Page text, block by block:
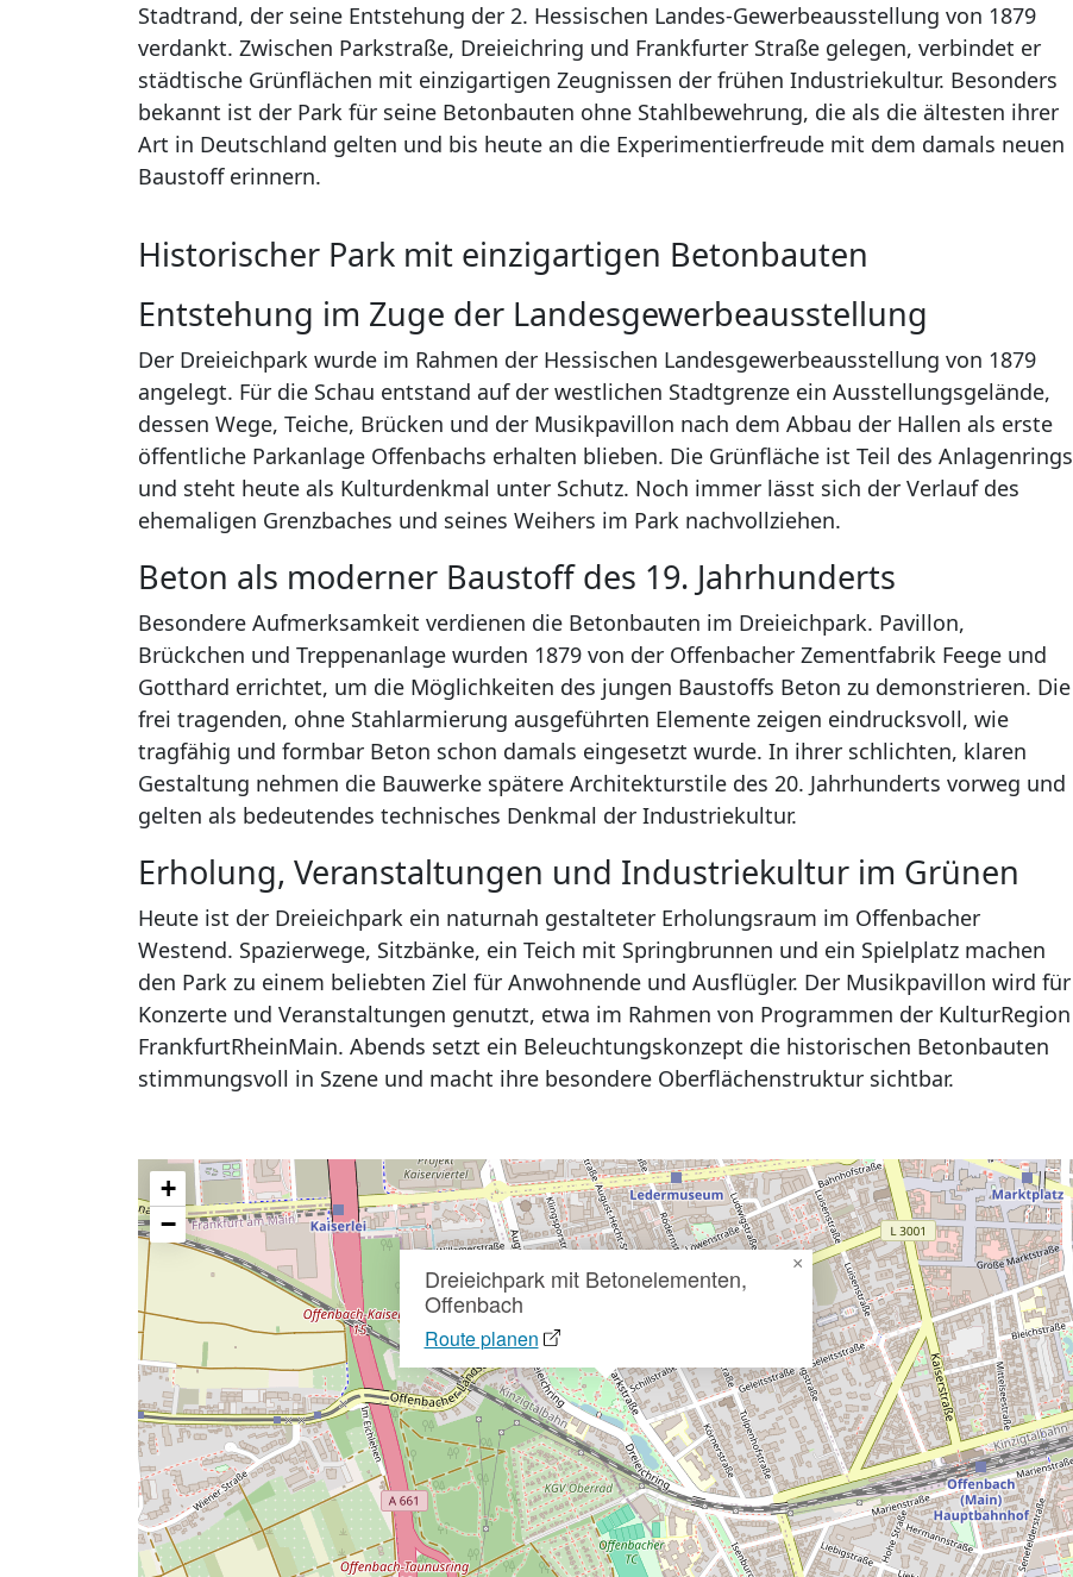
Stadtrand, der seine Entstehung der 2. Hessischen Landes-Gewerbeausstellung von 1879
verdankt. Zwischen Parkstraße, Dreieichring und Frankfurter Straße gelegen, verbindet er
städtische Grünflächen mit einzigartigen Zeugnissen der frühen Industriekultur. Besonders
bekannt ist der Park für seine Betonbauten ohne Stahlbewehrung, die als die ältesten ihrer
Art in Deutschland gelten und bis heute an die Experimentierfreude mit dem damals neuen
Baustoff erinnern.
Historischer Park mit einzigartigen Betonbauten
Entstehung im Zuge der Landesgewerbeausstellung
Der Dreieichpark wurde im Rahmen der Hessischen Landesgewerbeausstellung von 1879
angelegt. Für die Schau entstand auf der westlichen Stadtgrenze ein Ausstellungsgelände,
dessen Wege, Teiche, Brücken und der Musikpavillon nach dem Abbau der Hallen als erste
öffentliche Parkanlage Offenbachs erhalten blieben. Die Grünfläche ist Teil des Anlagenrings
und steht heute als Kulturdenkmal unter Schutz. Noch immer lässt sich der Verlauf des
ehemaligen Grenzbaches und seines Weihers im Park nachvollziehen.
Beton als moderner Baustoff des 19. Jahrhunderts
Besondere Aufmerksamkeit verdienen die Betonbauten im Dreieichpark. Pavillon,
Brückchen und Treppenanlage wurden 1879 von der Offenbacher Zementfabrik Feege und
Gotthard errichtet, um die Möglichkeiten des jungen Baustoffs Beton zu demonstrieren. Die
frei tragenden, ohne Stahlarmierung ausgeführten Elemente zeigen eindrucksvoll, wie
tragfähig und formbar Beton schon damals eingesetzt wurde. In ihrer schlichten, klaren
Gestaltung nehmen die Bauwerke spätere Architekturstile des 20. Jahrhunderts vorweg und
gelten als bedeutendes technisches Denkmal der Industriekultur.
Erholung, Veranstaltungen und Industriekultur im Grünen
Heute ist der Dreieichpark ein naturnah gestalteter Erholungsraum im Offenbacher
Westend. Spazierwege, Sitzbänke, ein Teich mit Springbrunnen und ein Spielplatz machen
den Park zu einem beliebten Ziel für Anwohnende und Ausflügler. Der Musikpavillon wird für
Konzerte und Veranstaltungen genutzt, etwa im Rahmen von Programmen der KulturRegion
FrankfurtRheinMain. Abends setzt ein Beleuchtungskonzept die historischen Betonbauten
stimmungsvoll in Szene und macht ihre besondere Oberflächenstruktur sichtbar.
Dreieichpark mit Betonelementen,
Offenbach
Route planen
×
+
−